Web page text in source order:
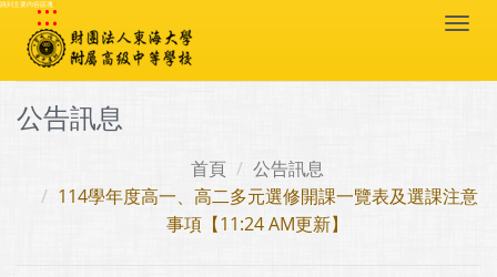
跳到主要內容區塊
:::
公告訊息
首頁
公告訊息
114學年度高一、高二多元選修開課一覽表及選課注意
事項【11:24 AM更新】